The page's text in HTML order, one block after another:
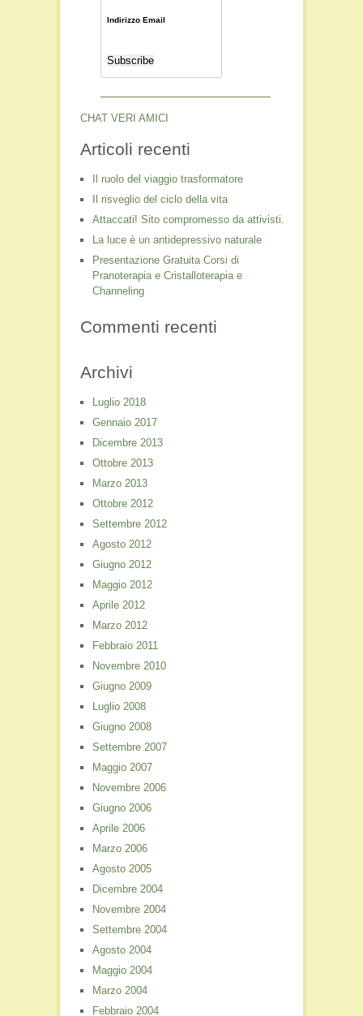
Indirizzo Email
CHAT VERI AMICI
Articoli recenti
Il ruolo del viaggio trasformatore
Il risveglio del ciclo della vita
Attaccati! Sito compromesso da attivisti.
La luce è un antidepressivo naturale
Presentazione Gratuita Corsi di
Pranoterapia e Cristalloterapia e
Channeling
Commenti recenti
Archivi
Luglio 2018
Gennaio 2017
Dicembre 2013
Ottobre 2013
Marzo 2013
Ottobre 2012
Settembre 2012
Agosto 2012
Giugno 2012
Maggio 2012
Aprile 2012
Marzo 2012
Febbraio 2011
Novembre 2010
Giugno 2009
Luglio 2008
Giugno 2008
Settembre 2007
Maggio 2007
Novembre 2006
Giugno 2006
Aprile 2006
Marzo 2006
Agosto 2005
Dicembre 2004
Novembre 2004
Settembre 2004
Agosto 2004
Maggio 2004
Marzo 2004
Febbraio 2004